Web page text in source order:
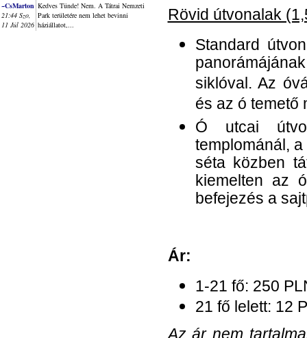
~CsMarton
21:44 Szo,
11 Júl 2026
Kedves Tünde! Nem. A Tátrai Nemzeti
Park területére nem lehet bevinni
háziállatot,...
Rövid útvonalak
Standard
siklóval. Az
és az ó temető
Ó utcai
templománál,
séta közben
kiemelten az
befejezés a
Ár:
1-21 fő: 250
21 fő lelett: 12
Az ár nem